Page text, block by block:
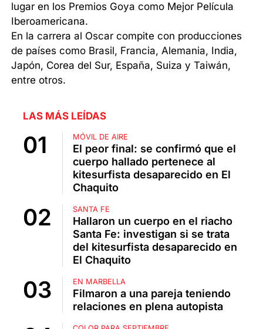
lugar en los Premios Goya como Mejor Película
Iberoamericana.
En la carrera al Oscar compite con producciones
de países como Brasil, Francia, Alemania, India,
Japón, Corea del Sur, España, Suiza y Taiwán,
entre otros.
LAS MÁS LEÍDAS
MÓVIL DE AIRE
El peor final: se confirmó que el
cuerpo hallado pertenece al
kitesurfista desaparecido en El
Chaquito
SANTA FE
Hallaron un cuerpo en el riacho
Santa Fe: investigan si se trata
del kitesurfista desaparecido en
El Chaquito
EN MARBELLA
Filmaron a una pareja teniendo
relaciones en plena autopista